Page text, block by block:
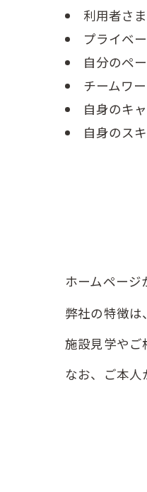
利用者さ
プライベ
自分のペ
チームワ
自身のキ
自身のス
ホームページ
弊社の特徴は
施設見学やご
なお、ご本人